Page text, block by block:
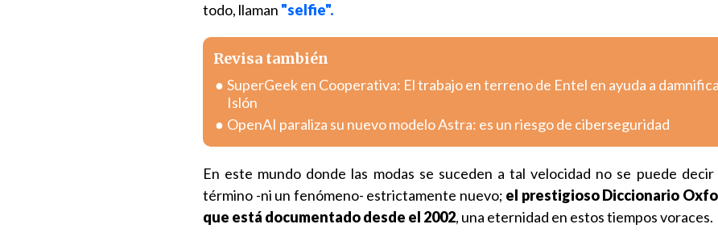
todo, llaman "selfie".
Revisa también
SuperGeek en Cooperativa: El trabajo en terreno de Entel en ayuda a
Islón
OpenAI paraliza su nuevo modelo Astra: es un riesgo de ciberseguridad
En este mundo donde las modas se suceden a tal velocidad no se puede
término -ni un fenómeno- estrictamente nuevo; el prestigioso Diccionario
que está documentado desde el 2002, una eternidad en estos tiempos voraces.